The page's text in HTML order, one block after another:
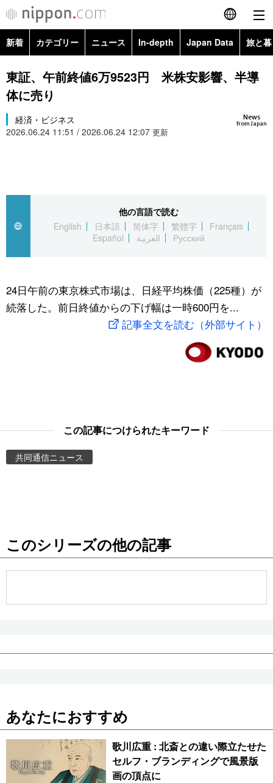
English
简体字
Русский
カテゴリー
国際
社会
文化
アーカイブ
Japan Data
旅と暮らし
動画/Live
Images
People
公式SNS
新着 カテゴリー ニュース In-depth Japan Data 旅と
政治・外交
経済・ビジネス
国際・海外
文化
科学・技術
暮らし
スポーツ・東京2020
Topics
東証、午前終値6万9523円 米株安影響、半導
体に売り
News
from Japan
経済・ビジネス
2026.06.24 11:51 / 2026.06.24 12:07 更新
他の言語で読む
English
日本語 简体字 繁體字
Français
Español
العربية Русский
24日午前の東京株式市場は、日経平均株価（225種）が
続落した。前日終値からの下げ幅は一時600円を...
記事全文を読む（外部サイト）
この記事につけられたキーワード
共同通信ニュース
このシリーズの他の記事
あなたにおすすめ
歌川広重 : 北斎との違い際立たせた
セルフ・ブランディングで風景版
画の頂点に